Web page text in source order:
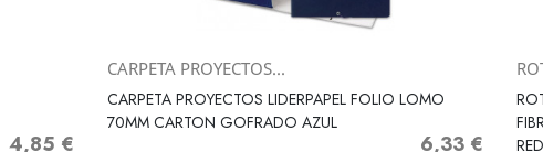
Precio
4,85 €
 Vista rápida
CARPETA PROYECTOS...
CARPETA PROYECTOS LIDERPAPEL FOLIO LOMO
70MM CARTON GOFRADO AZUL
Precio
6,33 €